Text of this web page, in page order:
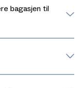
bagasjen til